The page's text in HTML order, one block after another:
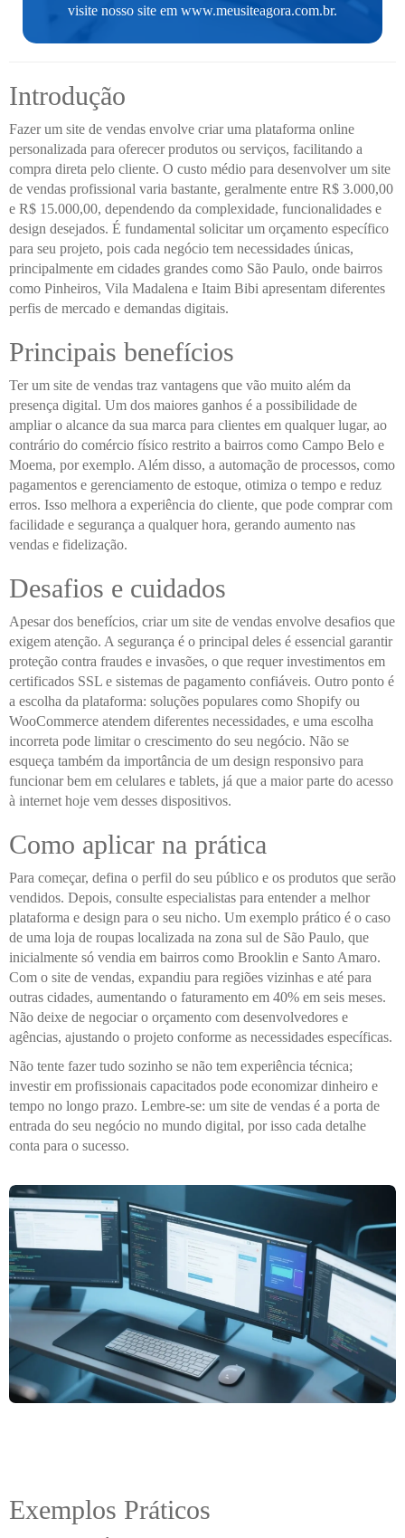
visite nosso site em www.meusiteagora.com.br.
Introdução
Fazer um site de vendas envolve criar uma plataforma online
personalizada para oferecer produtos ou serviços, facilitando a
compra direta pelo cliente. O custo médio para desenvolver um site
de vendas profissional varia bastante, geralmente entre R$ 3.000,00
e R$ 15.000,00, dependendo da complexidade, funcionalidades e
design desejados. É fundamental solicitar um orçamento específico
para seu projeto, pois cada negócio tem necessidades únicas,
principalmente em cidades grandes como São Paulo, onde bairros
como Pinheiros, Vila Madalena e Itaim Bibi apresentam diferentes
perfis de mercado e demandas digitais.
Principais benefícios
Ter um site de vendas traz vantagens que vão muito além da
presença digital. Um dos maiores ganhos é a possibilidade de
ampliar o alcance da sua marca para clientes em qualquer lugar, ao
contrário do comércio físico restrito a bairros como Campo Belo e
Moema, por exemplo. Além disso, a automação de processos, como
pagamentos e gerenciamento de estoque, otimiza o tempo e reduz
erros. Isso melhora a experiência do cliente, que pode comprar com
facilidade e segurança a qualquer hora, gerando aumento nas
vendas e fidelização.
Desafios e cuidados
Apesar dos benefícios, criar um site de vendas envolve desafios que
exigem atenção. A segurança é o principal deles é essencial garantir
proteção contra fraudes e invasões, o que requer investimentos em
certificados SSL e sistemas de pagamento confiáveis. Outro ponto é
a escolha da plataforma: soluções populares como Shopify ou
WooCommerce atendem diferentes necessidades, e uma escolha
incorreta pode limitar o crescimento do seu negócio. Não se
esqueça também da importância de um design responsivo para
funcionar bem em celulares e tablets, já que a maior parte do acesso
à internet hoje vem desses dispositivos.
Como aplicar na prática
Para começar, defina o perfil do seu público e os produtos que serão
vendidos. Depois, consulte especialistas para entender a melhor
plataforma e design para o seu nicho. Um exemplo prático é o caso
de uma loja de roupas localizada na zona sul de São Paulo, que
inicialmente só vendia em bairros como Brooklin e Santo Amaro.
Com o site de vendas, expandiu para regiões vizinhas e até para
outras cidades, aumentando o faturamento em 40% em seis meses.
Não deixe de negociar o orçamento com desenvolvedores e
agências, ajustando o projeto conforme as necessidades específicas.
Não tente fazer tudo sozinho se não tem experiência técnica;
investir em profissionais capacitados pode economizar dinheiro e
tempo no longo prazo. Lembre-se: um site de vendas é a porta de
entrada do seu negócio no mundo digital, por isso cada detalhe
conta para o sucesso.
Exemplos Práticos